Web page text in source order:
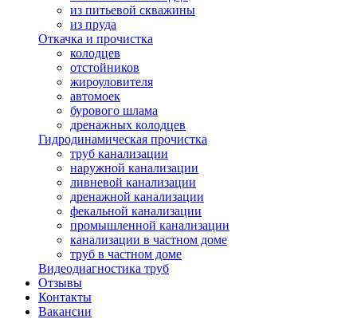
из питьевой скважины
из пруда
Откачка и прочистка
колодцев
отстойников
жироуловителя
автомоек
бурового шлама
дренажных колодцев
Гидродинамическая прочистка
труб канализации
наружной канализации
ливневой канализации
дренажной канализации
фекальной канализации
промышленной канализации
канализации в частном доме
труб в частном доме
Видеодиагностика труб
Отзывы
Контакты
Вакансии